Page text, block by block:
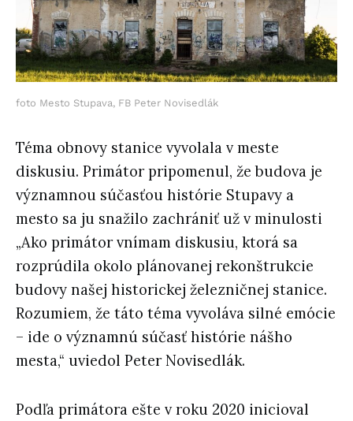
foto Mesto Stupava, FB Peter Novisedlák
Téma obnovy stanice vyvolala v meste
diskusiu. Primátor pripomenul, že budova je
významnou súčasťou histórie Stupavy a
mesto sa ju snažilo zachrániť už v minulosti
„Ako primátor vnímam diskusiu, ktorá sa
rozprúdila okolo plánovanej rekonštrukcie
budovy našej historickej železničnej stanice.
Rozumiem, že táto téma vyvoláva silné emócie
– ide o významnú súčasť histórie nášho
mesta,“ uviedol Peter Novisedlák.
Podľa primátora ešte v roku 2020 inicioval